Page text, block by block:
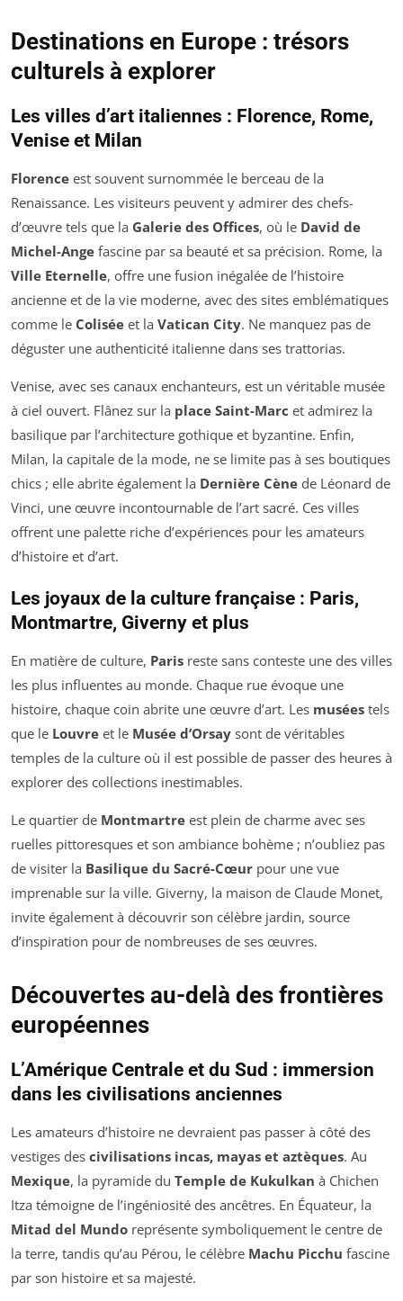
Destinations en Europe : trésors
culturels à explorer
Les villes d’art italiennes : Florence, Rome,
Venise et Milan
Florence est souvent surnommée le berceau de la
Renaissance. Les visiteurs peuvent y admirer des chefs-
d’œuvre tels que la Galerie des Offices, où le David de
Michel-Ange fascine par sa beauté et sa précision. Rome, la
Ville Eternelle, offre une fusion inégalée de l’histoire
ancienne et de la vie moderne, avec des sites emblématiques
comme le Colisée et la Vatican City. Ne manquez pas de
déguster une authenticité italienne dans ses trattorias.
Venise, avec ses canaux enchanteurs, est un véritable musée
à ciel ouvert. Flânez sur la place Saint-Marc et admirez la
basilique par l’architecture gothique et byzantine. Enfin,
Milan, la capitale de la mode, ne se limite pas à ses boutiques
chics ; elle abrite également la Dernière Cène de Léonard de
Vinci, une œuvre incontournable de l’art sacré. Ces villes
offrent une palette riche d’expériences pour les amateurs
d’histoire et d’art.
Les joyaux de la culture française : Paris,
Montmartre, Giverny et plus
En matière de culture, Paris reste sans conteste une des villes
les plus influentes au monde. Chaque rue évoque une
histoire, chaque coin abrite une œuvre d’art. Les musées tels
que le Louvre et le Musée d’Orsay sont de véritables
temples de la culture où il est possible de passer des heures à
explorer des collections inestimables.
Le quartier de Montmartre est plein de charme avec ses
ruelles pittoresques et son ambiance bohème ; n’oubliez pas
de visiter la Basilique du Sacré-Cœur pour une vue
imprenable sur la ville. Giverny, la maison de Claude Monet,
invite également à découvrir son célèbre jardin, source
d’inspiration pour de nombreuses de ses œuvres.
Découvertes au-delà des frontières
européennes
L’Amérique Centrale et du Sud : immersion
dans les civilisations anciennes
Les amateurs d’histoire ne devraient pas passer à côté des
vestiges des civilisations incas, mayas et aztèques. Au
Mexique, la pyramide du Temple de Kukulkan à Chichen
Itza témoigne de l’ingéniosité des ancêtres. En Équateur, la
Mitad del Mundo représente symboliquement le centre de
la terre, tandis qu’au Pérou, le célèbre Machu Picchu fascine
par son histoire et sa majesté.